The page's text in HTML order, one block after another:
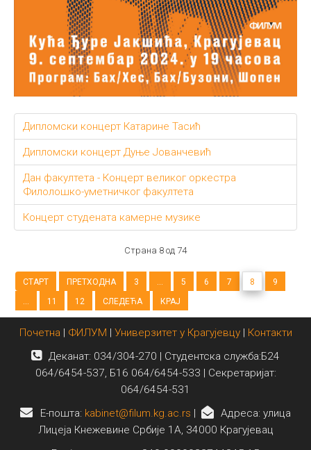
Дипломски концерт Катарине Тасић
Дипломски концерт Дуње Јованчевић
Дан факултета - Концерт великог оркестра
Филолошко-уметничког факултета
Концерт студената камерне музике
Страна 8 од 74
СТАРТ ПРЕТХОДНА 3 5 6 7 8
9
11 12 СЛЕДЕЋА КРАЈ
Почетна | ФИЛУМ | Универзитет у Крагујевцу| Контакти
Деканат: 034/304-270 | Студентска служба:Б24
064/6454-537, Б16 064/6454-533 | Секретаријат:
064/6454-531
E-пошта: kabinet@filum.kg.ac.rs |
Адреса: улица
Лицеја Кнежевине Србије 1А, 34000 Крагујевац